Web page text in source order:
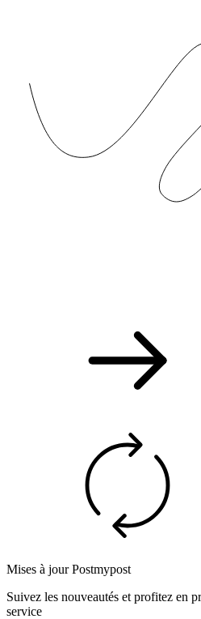
Mises à jour Postmypost
Suivez les nouveautés et profitez en
service